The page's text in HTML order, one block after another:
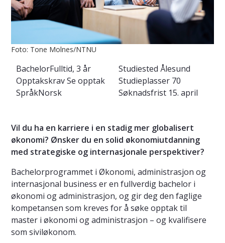
Foto: Tone Molnes/NTNU
BachelorFulltid, 3 år Studiested Ålesund
OpptakskravSe opptak Studieplasser 70
SpråkNorsk Søknadsfrist 15. april
Vil du ha en karriere i en stadig mer globalisert
økonomi? Ønsker du en solid økonomiutdanning
med strategiske og internasjonale perspektiver?
Bachelorprogrammet i Økonomi, administrasjon og
internasjonal business er en fullverdig bachelor i
økonomi og administrasjon, og gir deg den faglige
kompetansen som kreves for å søke opptak til
master i økonomi og administrasjon – og kvalifisere
som siviløkonom.